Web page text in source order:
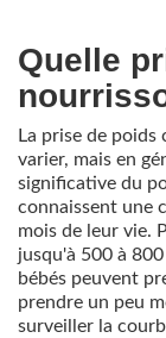
Quelle
La prise de
varier, mais en
significative du
connaissent une
mois de leur vie.
jusqu'à 500 à
bébés peuvent
prendre un peu
surveiller la